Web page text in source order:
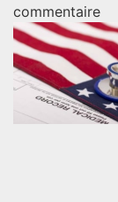
commentaire